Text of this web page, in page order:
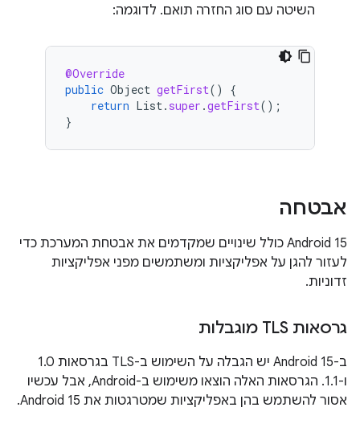
השיטה עם סוג החזרה תואם. לדוגמה:
@Override
public Object getFirst()
{
return List. super .getFirst();
}
אבטחה
‫Android 15 כולל שינויים שמקדמים את אבטחת המערכת כדי
לעזור להגן על אפליקציות ומשתמשים מפני אפליקציות
זדוניות.
גרסאות TLS מוגבלות
ב-Android 15 יש הגבלה על השימוש ב-TLS בגרסאות 1.0
ו-1.1. הגרסאות האלה הוצאו משימוש ב-Android, אבל עכשיו
אסור להשתמש בהן באפליקציות שמטרגטות את Android 15.